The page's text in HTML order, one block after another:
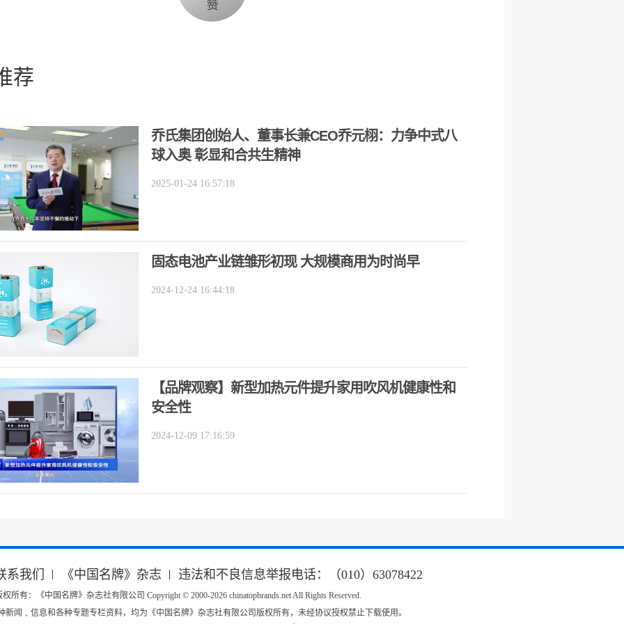
荐
乔氏集团创始人、董事长兼CEO乔元栩：力争中式八
球入奥 彰显和合共生精神
2025-01-24 16:57:18
固态电池产业链雏形初现 大规模商用为时尚早
2024-12-24 16:44:18
【品牌观察】新型加热元件提升家用吹风机健康性和
安全性
2024-12-09 17:16:59
系我们 《中国名牌》杂志 违法和不良信息举报电话：（010）63078422
所有：《中国名牌》杂志社有限公司 Copyright © 2000-2026 chinatopbrands.net All Rights Reserved.
新闻﹑信息和各种专题专栏资料，均为《中国名牌》杂志社有限公司版权所有，未经协议授权禁止下载使用。